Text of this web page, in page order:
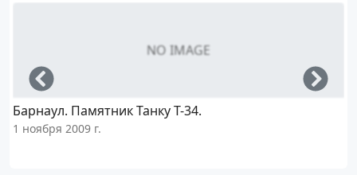
NO IMAGE
Барнаул. Памятник Танку Т-34.
1 ноября 2009 г.
Left